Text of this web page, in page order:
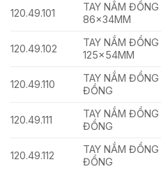
120.49.101
TAY NẮM
86x34MM
120.49.102
TAY NẮM
125x54MM
120.49.110
TAY NẮM
ĐỒNG
120.49.111
TAY NẮM
ĐỒNG
120.49.112
TAY NẮM
ĐỒNG